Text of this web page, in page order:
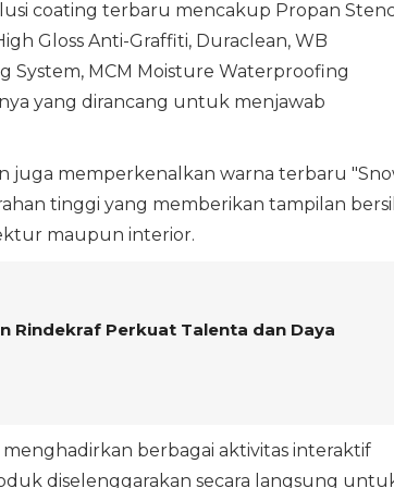
coating terbaru mencakup Propan
Gloss Anti-Graffiti, Duraclean, WB
System, MCM Moisture Waterproofing
yang dirancang untuk menjawab
juga memperkenalkan warna terbaru
tinggi yang memberikan tampilan
maupun interior.
Rindekraf Perkuat Talenta dan Daya
berbagai aktivitas interaktif
diselenggarakan secara langsung